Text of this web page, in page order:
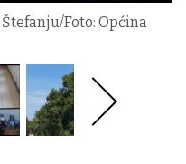
Foto: Općina